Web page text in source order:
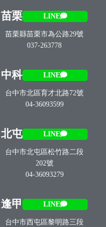
苗栗 LINE
苗栗縣苗栗市為公路29號
037-263778
中科 LINE
台中市北區育才北路72號
04-36093599
北屯 LINE
台中市北屯區松竹路二段
202號
04-36093279
逢甲 LINE
台中市西屯區黎明路三段